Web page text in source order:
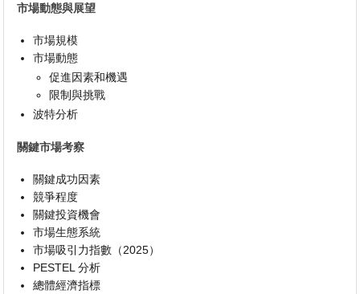
市場動態與展望
市場規模
市場動態
促進因素和機遇
限制與挑戰
波特分析
關鍵市場考察
關鍵成功因素
競爭程度
關鍵投資機會
市場生態系統
市場吸引力指數（2025）
PESTEL 分析
總體經濟指標